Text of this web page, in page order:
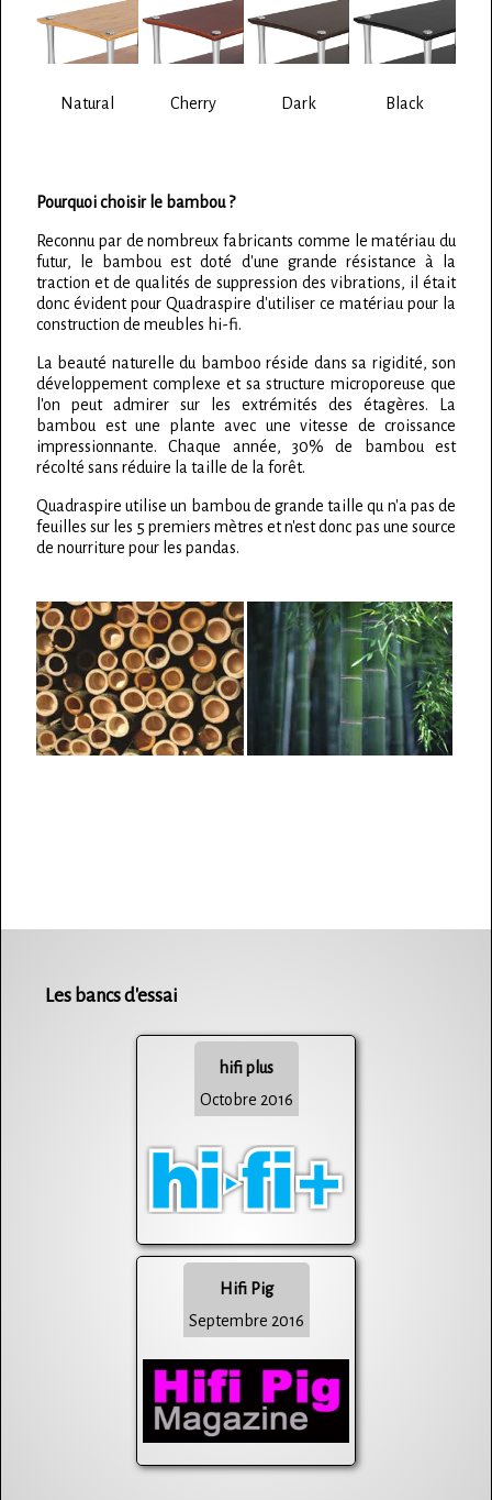
Natural Cherry Dark Black
Pourquoi choisir le bambou ?
Reconnu par de nombreux fabricants comme le matériau du
futur, le bambou est doté d'une grande résistance à la
traction et de qualités de suppression des vibrations, il était
donc évident pour Quadraspire d'utiliser ce matériau pour la
construction de meubles hi-fi.
La beauté naturelle du bamboo réside dans sa rigidité, son
développement complexe et sa structure microporeuse que
l'on peut admirer sur les extrémités des étagères. La
bambou est une plante avec une vitesse de croissance
impressionnante. Chaque année, 30% de bambou est
récolté sans réduire la taille de la forêt.
Quadraspire utilise un bambou de grande taille qu n'a pas de
feuilles sur les 5 premiers mètres et n'est donc pas une source
de nourriture pour les pandas.
Les bancs d'essai
hifi plus
Octobre 2016
Hifi Pig
Septembre 2016